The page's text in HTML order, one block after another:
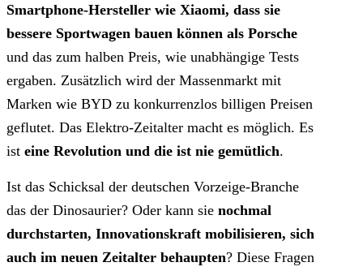
Smartphone-Hersteller wie Xiaomi, dass sie
bessere Sportwagen bauen können als Porsche
und das zum halben Preis, wie unabhängige Tests
ergaben. Zusätzlich wird der Massenmarkt mit
Marken wie BYD zu konkurrenzlos billigen Preisen
geflutet. Das Elektro-Zeitalter macht es möglich. Es
ist eine Revolution und die ist nie gemütlich.
Ist das Schicksal der deutschen Vorzeige-Branche
das der Dinosaurier? Oder kann sie nochmal
durchstarten, Innovationskraft mobilisieren, sich
auch im neuen Zeitalter behaupten? Diese Fragen